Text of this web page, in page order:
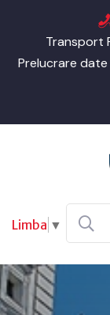
Transport
Prelucrare
Limba ▼